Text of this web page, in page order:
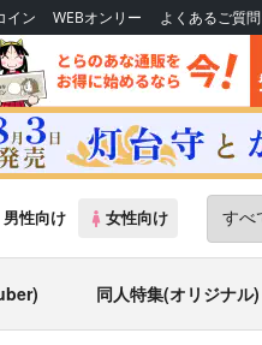
イン WEBオンリー よくあるご質問
男性向け 女性向け
同人特集(オリジナル)